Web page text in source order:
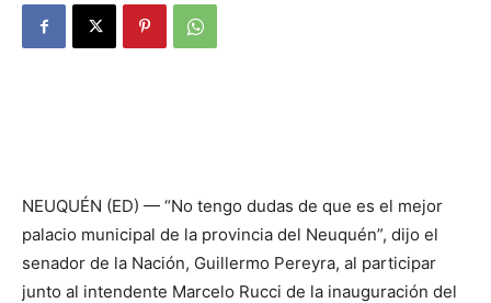
NEUQUÉN (ED) — “No tengo dudas de que es el mejor
palacio municipal de la provincia del Neuquén”, dijo el
senador de la Nación, Guillermo Pereyra, al participar
junto al intendente Marcelo Rucci de la inauguración del